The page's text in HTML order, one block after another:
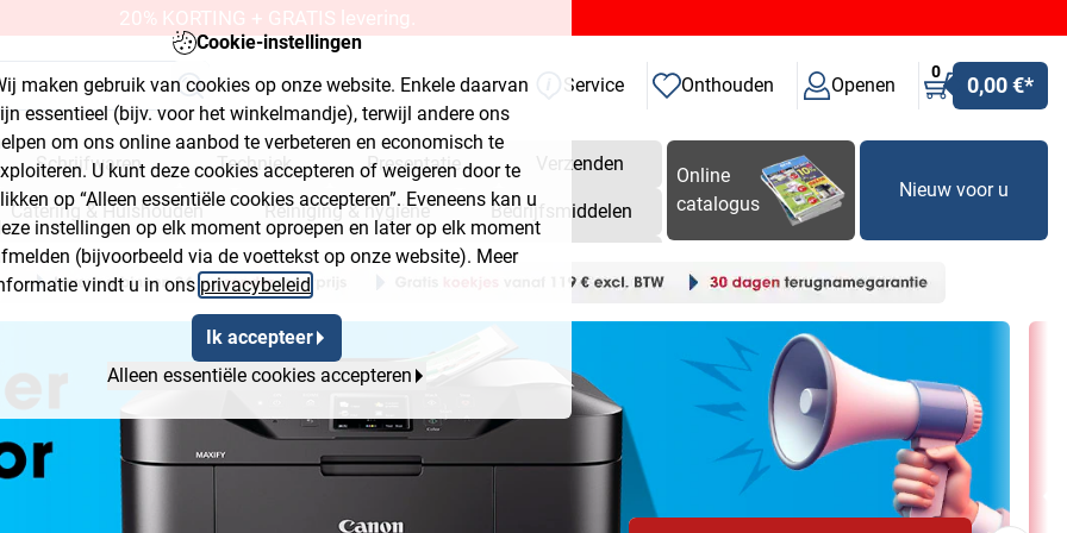
Cookie-instellingen
maken gebruik van cookies op onze website. Enkele daarvan
essentieel (bijv. voor het winkelmandje), terwijl andere ons
om ons online aanbod te verbeteren en economisch te
U kunt deze cookies accepteren of weigeren door te
op “Alleen essentiële cookies accepteren”. Eveneens kan u
instellingen op elk moment oproepen en later op elk moment
(bijvoorbeeld via de voettekst op onze website). Meer
vindt u in ons privacybeleid
Ik accepteer
Alleen essentiële cookies accepteren
20% KORTING + GRATIS levering.
Service Onthouden Openen
0
0,00 €*
Schrijfwaren Techniek Presentatie Verzenden
Catering & Huishouden Reiniging & hygiëne Bedrijfsmiddelen
& bouwmarkt
Online
catalogus
Nieuw voor u